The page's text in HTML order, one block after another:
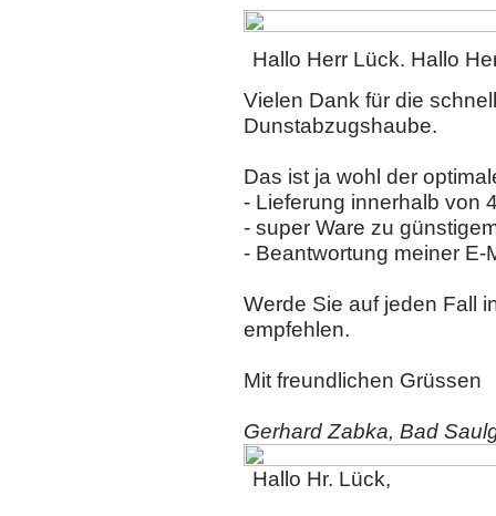
Hallo Herr Lück. Hallo
Vielen Dank für die
Dunstabzugshaube.
Das ist ja wohl der
- Lieferung innerhalb von
- super Ware zu
- Beantwortung meiner
Werde Sie auf jeden Fall
empfehlen.
Mit freundlichen Grüssen
Gerhard Zabka, Bad
Hallo Hr. Lück,